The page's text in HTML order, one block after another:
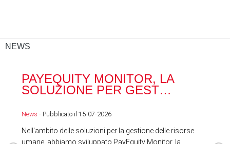
NEWS
PAYEQUITY MONITOR, LA
SOLUZIONE PER GEST…
News - Pubblicato il 15-07-2026
Nell'ambito delle soluzioni per la gestione delle risorse
umane, abbiamo sviluppato PayEquity Monitor, la